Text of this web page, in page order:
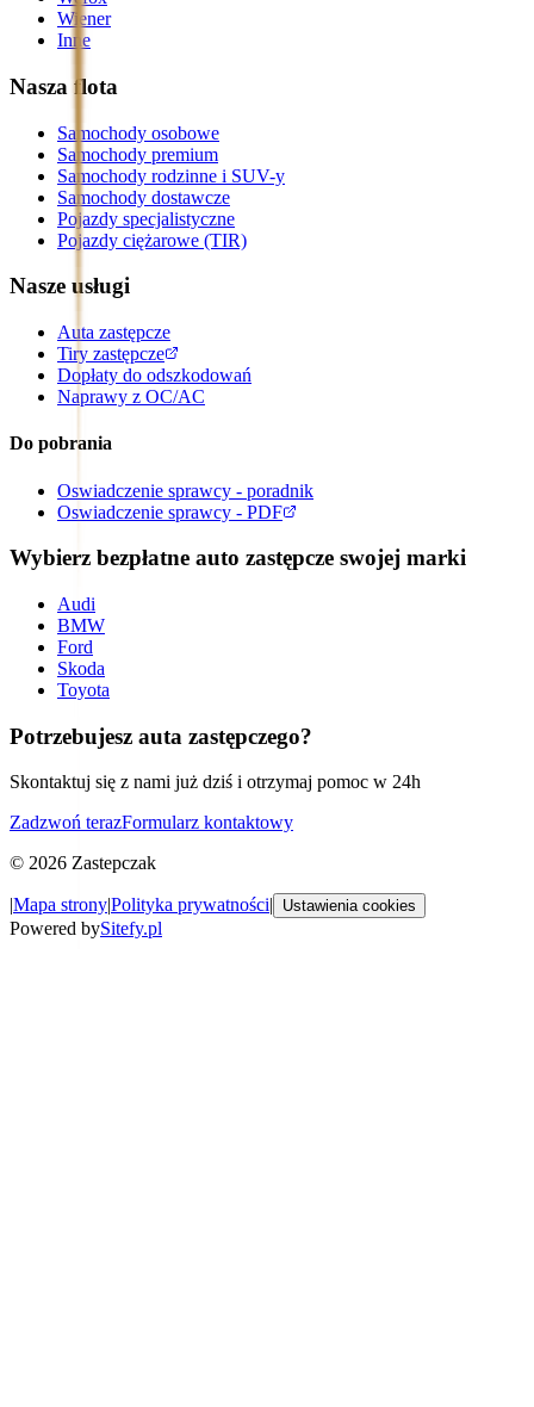
Wiener
Inne
Nasza flota
Samochody osobowe
Samochody premium
Samochody rodzinne i SUV-y
Samochody dostawcze
Pojazdy specjalistyczne
Pojazdy ciężarowe (TIR)
Nasze usługi
Auta zastępcze
Tiry zastępcze
Dopłaty do odszkodowań
Naprawy z OC/AC
Do pobrania
Oswiadczenie sprawcy - poradnik
Oswiadczenie sprawcy - PDF
Wybierz bezpłatne auto zastępcze swojej marki
Audi
BMW
Ford
Skoda
Toyota
Potrzebujesz auta zastępczego?
Skontaktuj się z nami już dziś i otrzymaj pomoc w 24h
Zadzwoń terazFormularz kontaktowy
© 2026 Zastepczak
Mapa stronyPolityka prywatności Ustawienia cookies
Powered bySitefy.pl